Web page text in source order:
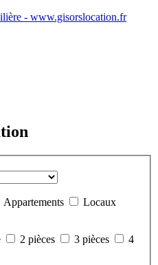
- www.gisorslocation.fr
Appartements
Locaux
2 pièces 3 pièces
4